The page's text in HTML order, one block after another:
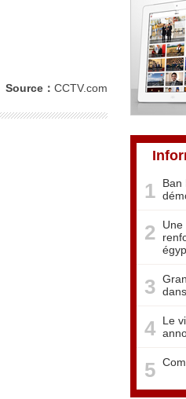
Source： CCTV.com
1
Ban
2
Une
3
4
Le
5